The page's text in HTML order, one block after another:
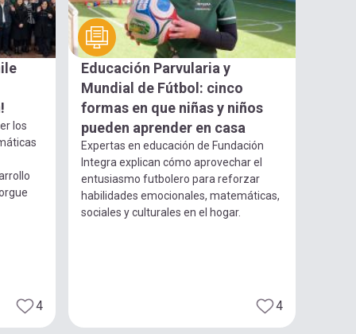
los
4
Educación Parvularia y
Mundial de Fútbol: cinco
formas en que niñas y niños
pueden aprender en casa
Expertas en educación de Fundación
Integra explican cómo aprovechar el
entusiasmo futbolero para reforzar
habilidades emocionales, matemáticas,
sociales y culturales en el hogar.
4